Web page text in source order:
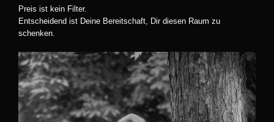
Preis ist kein Filter.
Entscheidend ist Deine Bereitschaft, Dir diesen Raum zu
schenken.